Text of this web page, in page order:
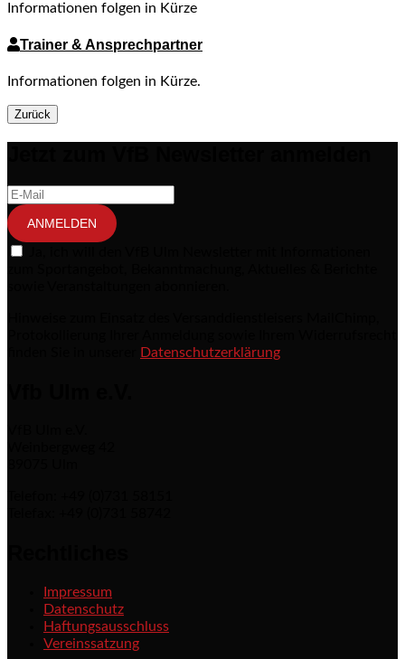
Informationen folgen in Kürze
Trainer & Ansprechpartner
Informationen folgen in Kürze.
Zurück
ANMELDEN
Datenschutzerklärung
Impressum
Datenschutz
Haftungsausschluss
Vereinssatzung